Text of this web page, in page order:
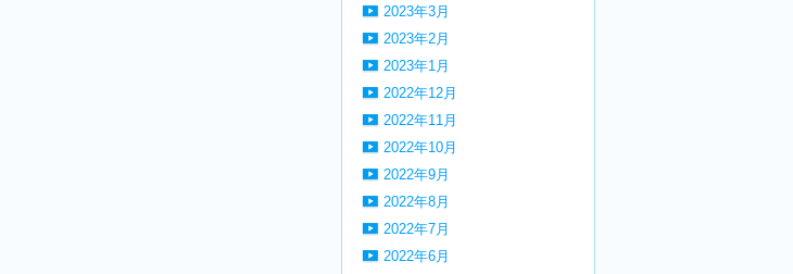
2023年3月
2023年2月
2023年1月
2022年12月
2022年11月
2022年10月
2022年9月
2022年8月
2022年7月
2022年6月